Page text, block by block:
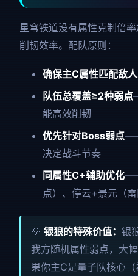
星穹铁道没有属性克制倍
削韧效率。配队原则：
确保主C属性匹配敌
队伍总覆盖≥2种弱点
能高效削韧
优先针对Boss弱点
决定战斗节奏
同属性C+辅助优化
点）、停云+景元（雷
💡 银狼的特殊价值： 银
我方随机属性弱点，大
果你主C是量子队核心